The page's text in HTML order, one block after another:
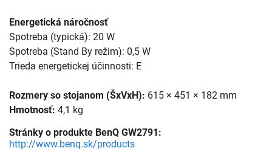
Energetická náročnosť
Spotreba (typická): 20 W
Spotreba (Stand By režim): 0,5 W
Trieda energetickej účinnosti: E
Rozmery so stojanom (ŠxVxH): 615 × 451 × 182 mm
Hmotnosť: 4,1 kg
Stránky o produkte BenQ GW2791:
http://www.benq.sk/products